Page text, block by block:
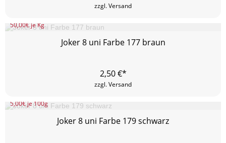
zzgl. Versand
50,00€ je Kg
Joker 8 uni Farbe 177 braun
zzgl. Versand
2,50€*
5,00€ je 100g
Joker 8 uni Farbe 179 schwarz